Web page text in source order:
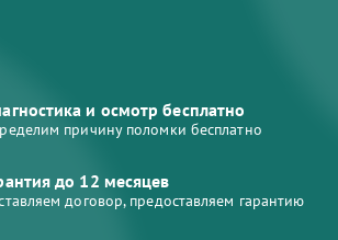
и осмотр бесплатно
причину поломки бесплатно
до 12 месяцев
договор, предоставляем гарантию